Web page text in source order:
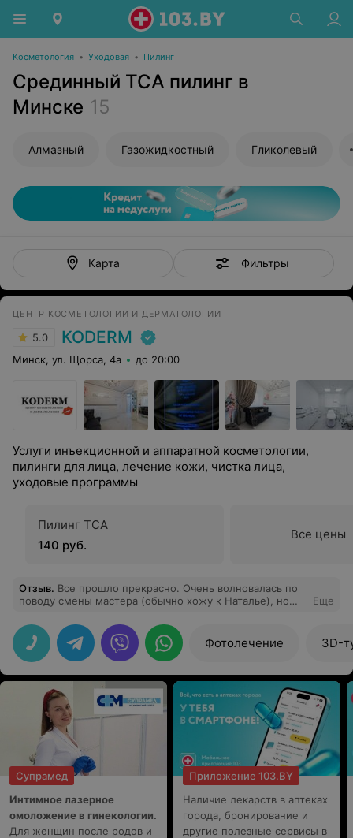
Косметология • Уходовая • Пилинг
Срединный ТСА пилинг в
Минске 15
Алмазный Газожидкостный Гликолевый
Карта Фильтры
ЦЕНТР КОСМЕТОЛОГИИ И ДЕРМАТОЛОГИИ
5.0 KODERM
Минск, ул. Щорса, 4а до 20:00
Услуги инъекционной и аппаратной косметологии,
пилинги для лица, лечение кожи, чистка лица,
уходовые программы
Пилинг ТСА
140 руб.
Все цены
Отзыв. Все прошло прекрасно. Очень волновалась по
поводу смены мастера (обычно хожу к Наталье), но
профессиональные. Уже прошло 2 недели, результат
супер. Были учтены все мои пожелания
Еще
Фотолечение 3D-
Супрамед
Интимное лазерное
омоложение в гинекологии.
Для женщин после родов и
Приложение 103.BY
Наличие лекарств в аптеках
города, бронирование и
другие полезные сервисы в